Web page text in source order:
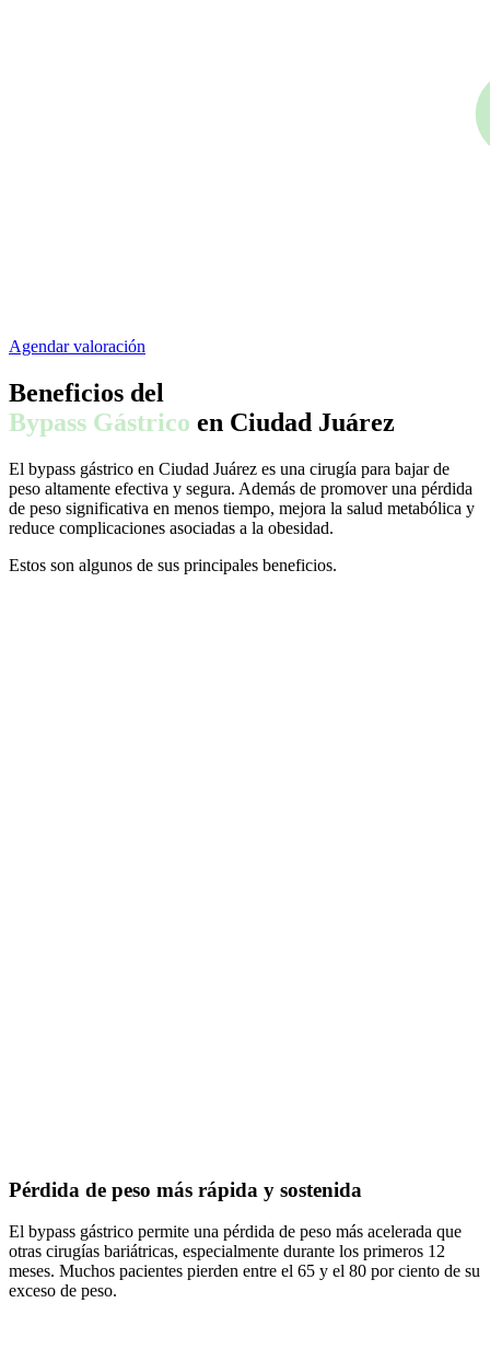
Agendar valoración
Beneficios del
Bypass Gástrico en Ciudad Juárez
El bypass gástrico en Ciudad Juárez es una cirugía para bajar de
peso altamente efectiva y segura. Además de promover una pérdida
de peso significativa en menos tiempo, mejora la salud metabólica y
reduce complicaciones asociadas a la obesidad.
Estos son algunos de sus principales beneficios.
Pérdida de peso más rápida y sostenida
El bypass gástrico permite una pérdida de peso más acelerada que
otras cirugías bariátricas, especialmente durante los primeros 12
meses. Muchos pacientes pierden entre el 65 y el 80 por ciento de su
exceso de peso.